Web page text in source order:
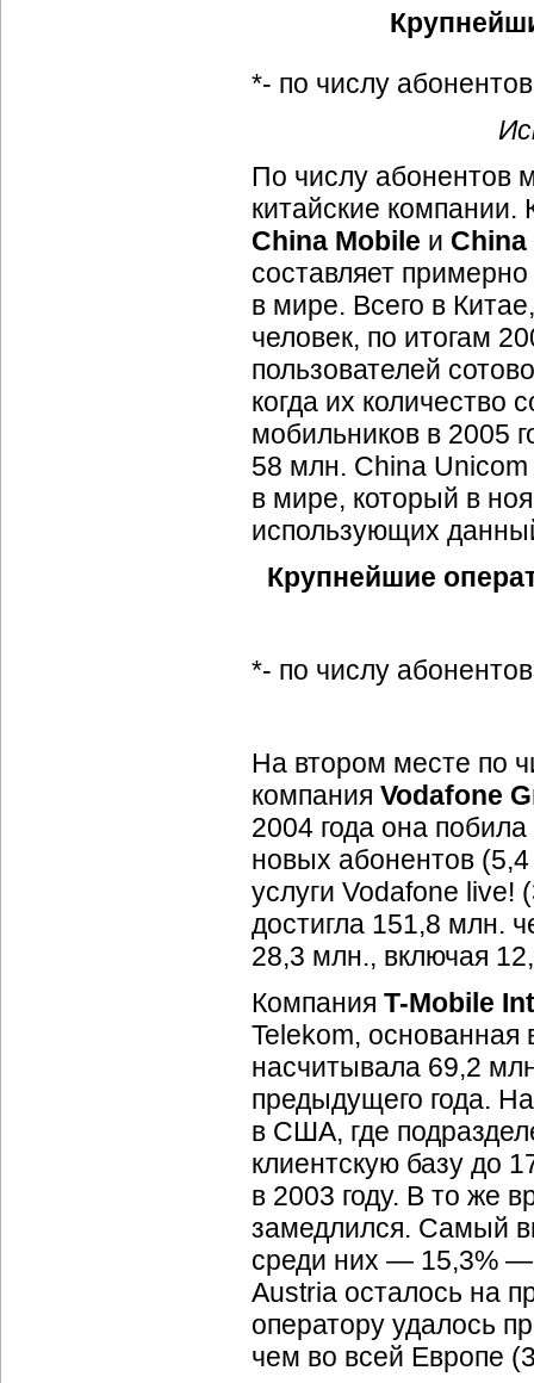
*- по числу
По числу абонентов
китайские компании.
China Mobile и
составляет
в мире. Всего в
человек, по итогам
пользователей
когда их количество
мобильников в 2005
58 млн. China
в мире, который в
использующих
Крупнейшие
*- по числу
На втором месте по
компания Vodafone
2004 года она
новых абонентов
услуги Vodafone live!
достигла 151,8 млн.
28,3 млн., включая
Компания T-Mobile
Telekom, основанная
насчитывала 69,2
предыдущего года.
в США, где
клиентскую базу до
в 2003 году. В то же
замедлился. Самый
среди них — 15,3%
Austria осталось на
оператору удалось
чем во всей Европе